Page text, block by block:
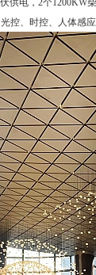
供电，2个
、时控、人体感